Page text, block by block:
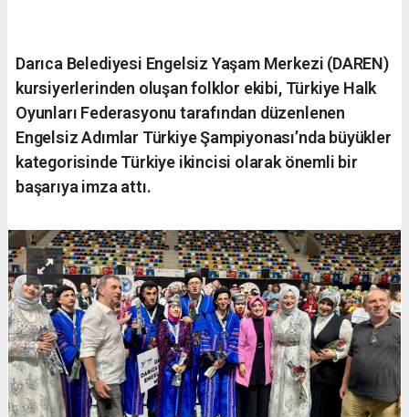
Darıca Belediyesi Engelsiz Yaşam Merkezi (DAREN)
kursiyerlerinden oluşan folklor ekibi, Türkiye Halk
Oyunları Federasyonu tarafından düzenlenen
Engelsiz Adımlar Türkiye Şampiyonası’nda büyükler
kategorisinde Türkiye ikincisi olarak önemli bir
başarıya imza attı.